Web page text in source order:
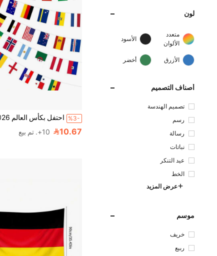
لون
متعدد
الألوان
الأسود
الأزرق أخضر
أصناف التصميم
تصميم الهندسة
رسم
رسالة
نباتات
عيد التنكر
الخط
عرض المزيد
موسم
خريف
ربيع
%3-
10.67 10+. تم بيع